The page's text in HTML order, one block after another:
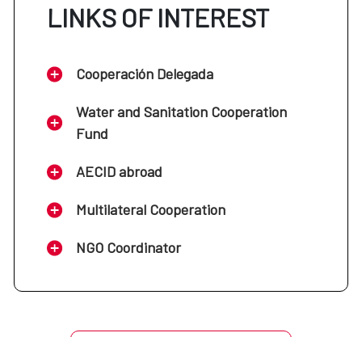
LINKS OF INTEREST
Cooperación Delegada
Water and Sanitation Cooperation
Fund
AECID abroad
Multilateral Cooperation
NGO Coordinator